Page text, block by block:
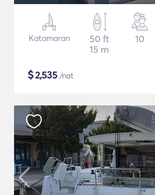
Katamaran
50 ft
15 m
10
$2,535 /nat